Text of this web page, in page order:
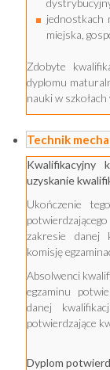
jednostkach
miejska,
Zdobyte
dyplomu
nauki w
Technik
Kwalifikacyjny
uzyskanie
Ukończenie
zakresie danej
komisję
Absolwenci
egzaminu
danej
potwierdzające
Dyplom